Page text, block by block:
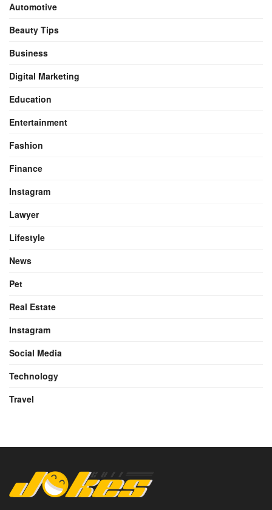
Automotive
Beauty Tips
Business
Digital Marketing
Education
Entertainment
Fashion
Finance
Instagram
Lawyer
Lifestyle
News
Pet
Real Estate
Instagram
Social Media
Technology
Travel